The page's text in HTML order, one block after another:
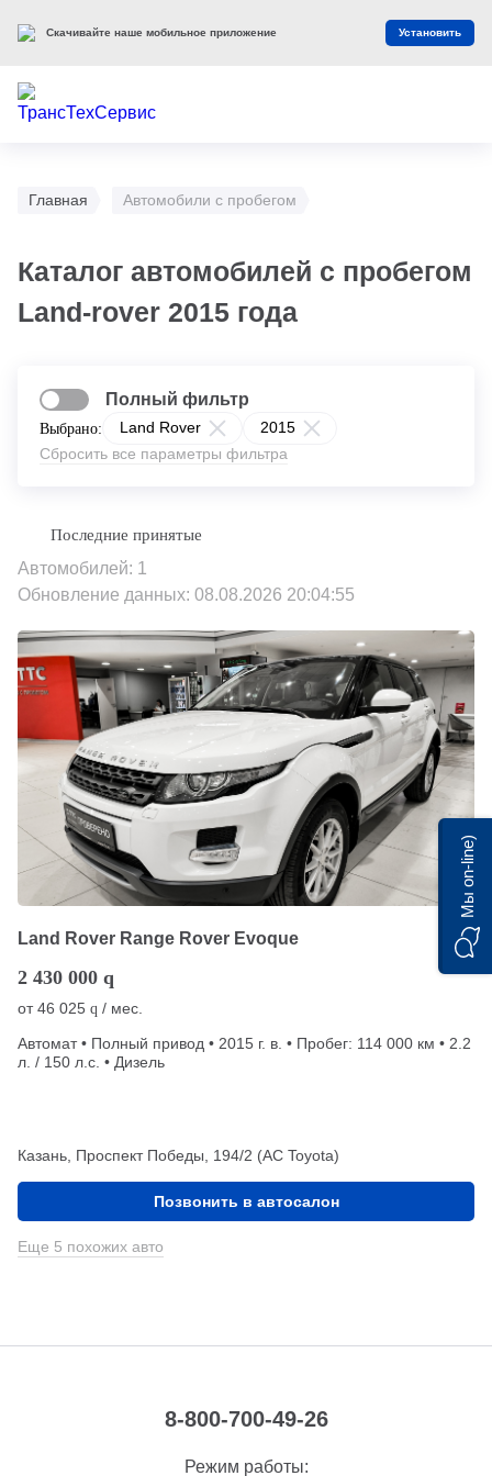
Главная Автомобили с пробегом
Каталог автомобилей с пробегом
Land-rover 2015 года
Выбрано: Land Rover
2015
Сбросить все параметры фильтра
Полный фильтр
Автомобилей: 1
Обновление данных: 08.08.2026 20:04:55
Land Rover Range Rover Evoque
2 430 000 q
от46 025 q / мес.
Автомат • Полный привод • 2015 г. в. • Пробег: 114 000 км • 2.2
л. / 150 л.с. • Дизель
Казань, Проспект Победы, 194/2 (АС Toyota)
Позвонить в автосалон
Еще 5 похожих авто
8-800-700-49-26
Режим работы:
Скачивайте наше мобильное приложение Установить
Мы on-line)